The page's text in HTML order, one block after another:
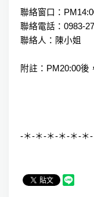
聯絡窗口：
聯絡電話：0983-
聯絡人：陳小姐
附註：PM20:00後
-＊-＊-＊-＊-＊-＊